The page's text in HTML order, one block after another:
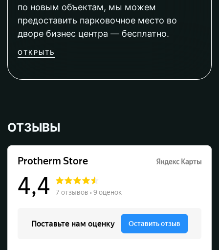
по новым объектам, мы можем
предоставить парковочное место во
дворе бизнес центра — бесплатно.
ОТКРЫТЬ
ОТЗЫВЫ